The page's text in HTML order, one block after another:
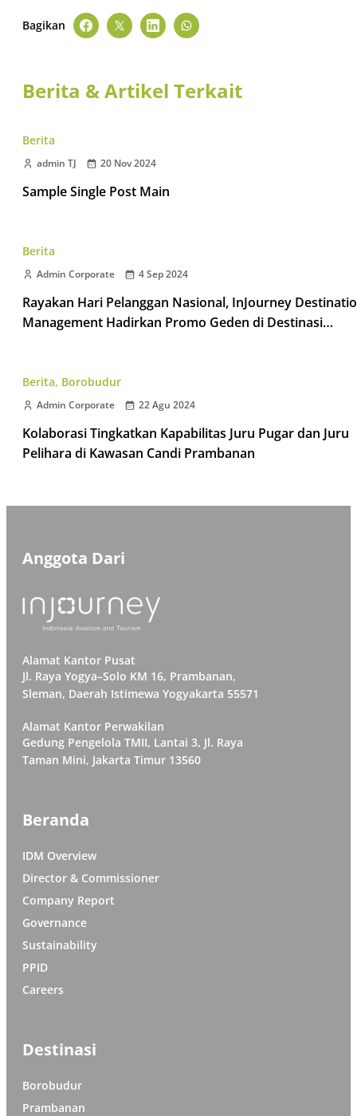
Bagikan
Berita & Artikel Terkait
Berita
admin TJ 20 Nov 2024
Sample Single Post Main
Berita
Admin Corporate 4 Sep 2024
Rayakan Hari Pelanggan Nasional, InJourney
Management Hadirkan Promo Geden di Destinasi
Berita, Borobudur
Admin Corporate 22 Agu 2024
Kolaborasi Tingkatkan Kapabilitas Juru Pugar dan Juru
Pelihara di Kawasan Candi Prambanan
Anggota Dari
Alamat Kantor Pusat
Jl. Raya Yogya–Solo KM 16, Prambanan,
Sleman, Daerah Istimewa Yogyakarta 55571
Alamat Kantor Perwakilan
Gedung Pengelola TMII, Lantai 3, Jl. Raya
Taman Mini, Jakarta Timur 13560
Beranda
IDM Overview
Director & Commissioner
Company Report
Governance
Sustainability
PPID
Careers
Destinasi
Borobudur
Prambanan